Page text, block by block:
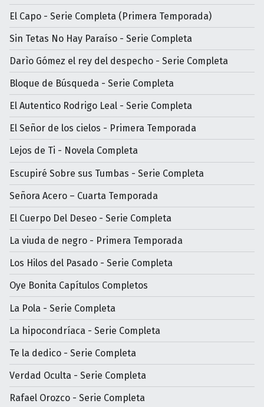
El Capo - Serie Completa (Primera Temporada)
Sin Tetas No Hay Paraíso - Serie Completa
Darìo Gómez el rey del despecho - Serie Completa
Bloque de Búsqueda - Serie Completa
El Autentico Rodrigo Leal - Serie Completa
El Señor de los cielos - Primera Temporada
Lejos de Ti - Novela Completa
Escupiré Sobre sus Tumbas - Serie Completa
Señora Acero – Cuarta Temporada
El Cuerpo Del Deseo - Serie Completa
La viuda de negro - Primera Temporada
Los Hilos del Pasado - Serie Completa
Oye Bonita Capítulos Completos
La Pola - Serie Completa
La hipocondríaca - Serie Completa
Te la dedico - Serie Completa
Verdad Oculta - Serie Completa
Rafael Orozco - Serie Completa